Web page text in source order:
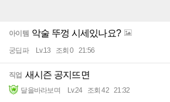
아이템 악술 뚜껑 시세있나요?
궁딥파 Lv.13 조회 0 21:56
직업 새시즌 공지뜨면
달을바라보며 Lv.24 조회 42 21:32